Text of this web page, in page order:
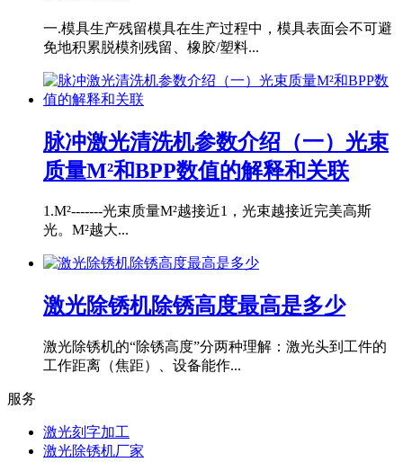
一.模具生产残留模具在生产过程中，模具表面会不可避
免地积累脱模剂残留、橡胶/塑料...
脉冲激光清洗机参数介绍（一）光束
质量M²和BPP数值的解释和关联
1.M²-------光束质量M²越接近1，光束越接近完美高斯
光。M²越大...
激光除锈机除锈高度最高是多少
激光除锈机的“除锈高度”分两种理解：激光头到工件的
工作距离（焦距）、设备能作...
服务
激光刻字加工
激光除锈机厂家